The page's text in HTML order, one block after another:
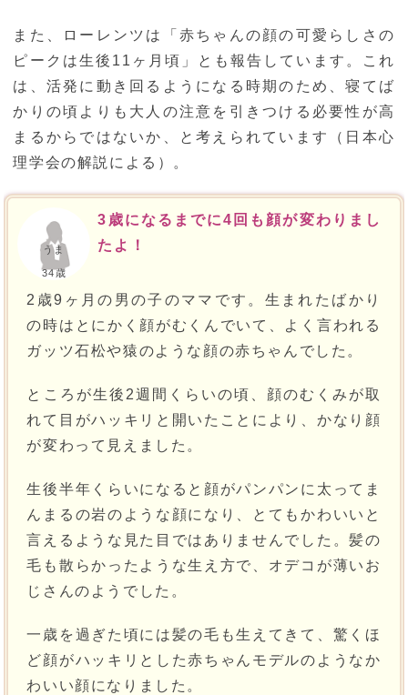
また、ローレンツは「赤ちゃんの顔の可愛らしさの
ピークは生後11ヶ月頃」とも報告しています。これ
は、活発に動き回るようになる時期のため、寝てば
かりの頃よりも大人の注意を引きつける必要性が高
まるからではないか、と考えられています（日本心
理学会の解説による）。
うま
34歳
3歳になるまでに4回も顔が変わりまし
たよ！
2歳9ヶ月の男の子のママです。生まれたばかり
の時はとにかく顔がむくんでいて、よく言われる
ガッツ石松や猿のような顔の赤ちゃんでした。
ところが生後2週間くらいの頃、顔のむくみが取
れて目がハッキリと開いたことにより、かなり顔
が変わって見えました。
生後半年くらいになると顔がパンパンに太ってま
んまるの岩のような顔になり、とてもかわいいと
言えるような見た目ではありませんでした。髪の
毛も散らかったような生え方で、オデコが薄いお
じさんのようでした。
一歳を過ぎた頃には髪の毛も生えてきて、驚くほ
ど顔がハッキリとした赤ちゃんモデルのようなか
わいい顔になりました。